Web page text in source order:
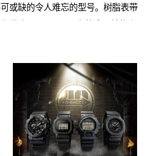
或缺的令人难忘的型号。树脂表带
代表了G-SHOCK在技术、结构和
和背刻也会体现40周年的标记。